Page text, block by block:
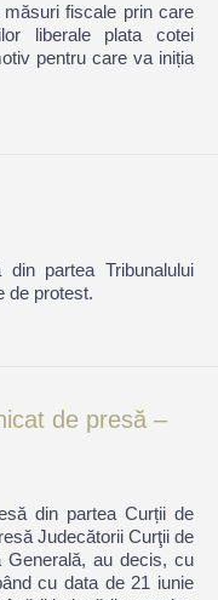
fiscale prin care
liberale plata cotei
pentru care va iniția
partea Tribunalului
de protest.
de presă –
din partea Curții de
Judecătorii Curţii de
Generală, au decis, cu
cu data de 21 iunie